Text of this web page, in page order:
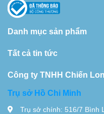
Danh mục sản phẩm
Tất cả tin tức
Công ty TNHH Chiến
Trụ sở Hồ Chi Minh
Trụ sở chính: 516/7 Bình